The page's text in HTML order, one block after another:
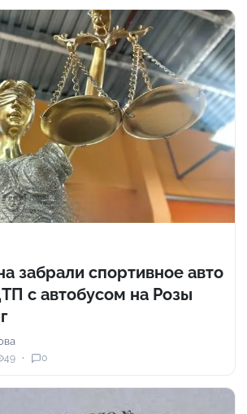
забрали спортивное авто
с автобусом на Розы
49 0